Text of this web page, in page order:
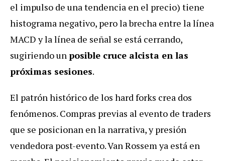
el impulso de una tendencia en el precio) tiene
histograma negativo, pero la brecha entre la línea
MACD y la línea de señal se está cerrando,
sugiriendo unposible cruce alcista en las
próximas sesiones.
El patrón histórico de los hard forks crea dos
fenómenos. Compras previas al evento de traders
que se posicionan en la narrativa, y presión
vendedora post-evento. Van Rossem ya está en